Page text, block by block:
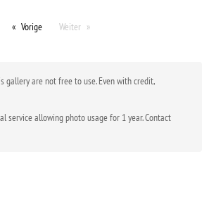
Vorige Weiter
gallery are not free to use. Even with credit,
service allowing photo usage for 1 year. Contact